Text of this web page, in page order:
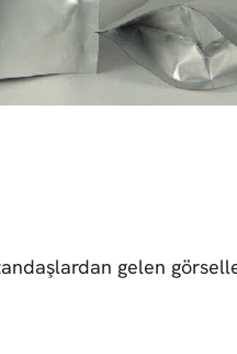
gelen